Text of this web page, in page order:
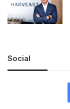
Social